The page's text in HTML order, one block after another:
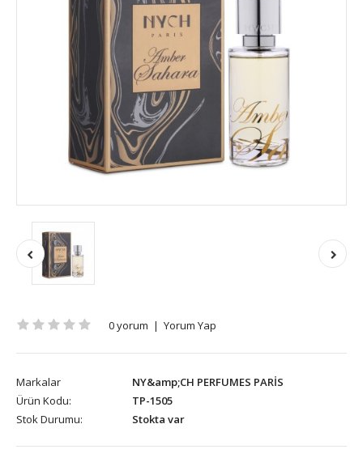
0 yorum | Yorum Yap
Markalar
NY&amp;CH PERFUMES PARİS
Ürün Kodu:
TP-1505
Stok Durumu:
Stokta var